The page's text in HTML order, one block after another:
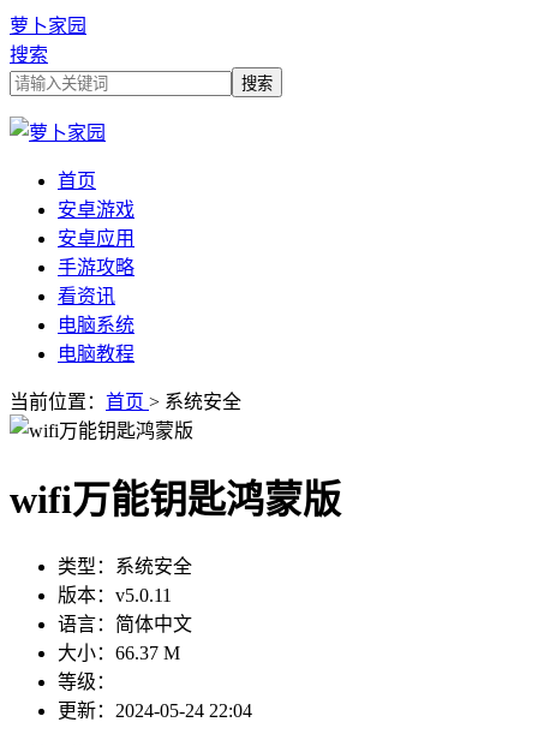
萝卜家园
搜索
首页
安卓游戏
安卓应用
手游攻略
看资讯
电脑系统
电脑教程
当前位置： 首页 > 系统安全
wifi万能钥匙鸿蒙版
类型： 系统安全
版本： v5.0.11
语言： 简体中文
大小： 66.37 M
等级：
更新： 2024-05-24 22:04